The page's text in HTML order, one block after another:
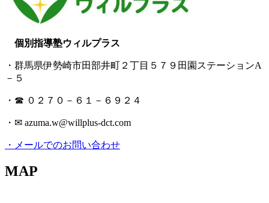
個別指導塾ウィルプラス
・群馬県伊勢崎市田部井町２丁目５７９田園ステーションA
－５
・☎ ０２７０－６１－６９２４
・✉ azuma.w@willplus-dct.com
・メールでのお問い合わせ
MAP